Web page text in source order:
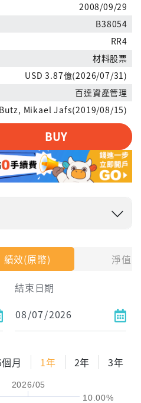
績效(原幣)
淨值
結束日期
月 1年 2年 3年
2026/05
10.00%
2008/09/29
B38054
RR4
材料股票
USD 3.87億(2026/07/31)
百達資產管理
Mikael Jafs(2019/08/15)
BUY
依比例
由Pay率